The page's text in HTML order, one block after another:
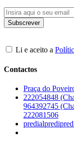
Li e aceito a
Contactos
Praça do
222054848
964392745
222081506